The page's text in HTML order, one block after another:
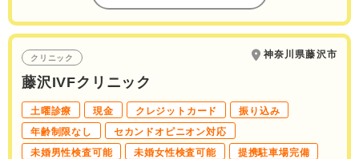
クリニック 神奈川県藤沢市
藤沢IVFクリニック
土曜診療 現金 クレジットカード
振り込み
年齢制限なし
セカンドオピニオン対応
未婚男性検査可能
未婚女性検査可能
提携駐車場完備